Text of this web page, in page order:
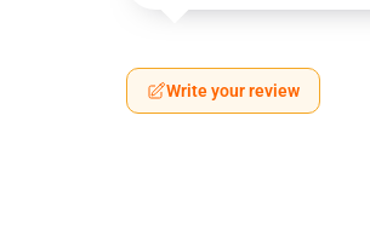
Write your review